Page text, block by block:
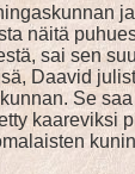
näitä
sai sen
Daavid
Se